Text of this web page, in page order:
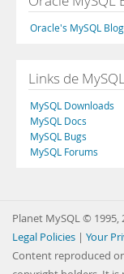
Oracle's MySQL Blog
Links de
MySQL Downloads
MySQL Docs
MySQL Bugs
MySQL Forums
Planet MySQL ©
Legal Policies | Your
Content reproduced